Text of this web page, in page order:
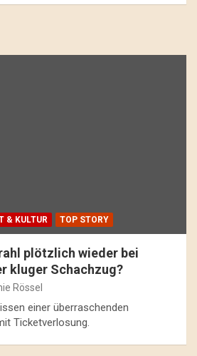
& KULTUR TOP STORY
plötzlich wieder bei
kluger Schachzug?
Rössel
einer überraschenden
Ticketverlosung.